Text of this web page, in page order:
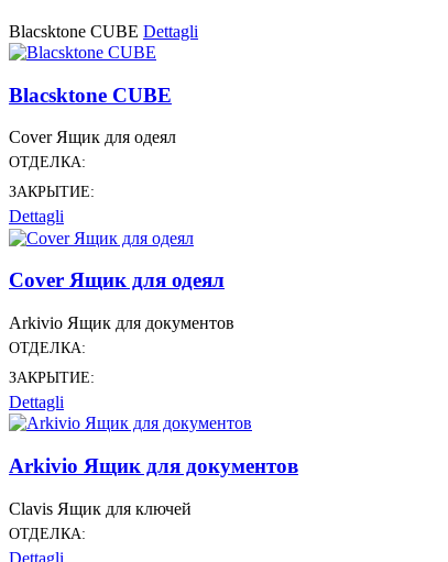
Blacsktone CUBE Dettagli
Blacsktone CUBE
Cover Ящик для одеял
ОТДЕЛКА:
ЗАКРЫТИЕ:
Dettagli
Cover Ящик для одеял
Arkivio Ящик для документов
ОТДЕЛКА:
ЗАКРЫТИЕ:
Dettagli
Arkivio Ящик для документов
Clavis Ящик для ключей
ОТДЕЛКА:
Dettagli